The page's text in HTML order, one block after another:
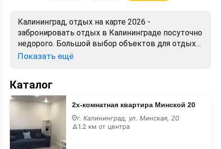
Калининград, отдых на карте 2026 -
забронировать отдых в Калининграде посуточно
недорого. Большой выбор объектов для отдыха.
Сравнивайте цены, читайте отзывы, смотрите
Показать ещё
Каталог
2х-
комнатная
20
на
2х-комнатная квартира Минской 20
г. Калининград, ул. Минская, 20
1.2 км от центра